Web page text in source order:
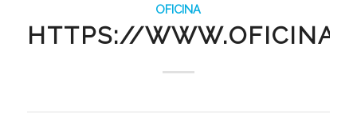
OFICINA
HTTPS://